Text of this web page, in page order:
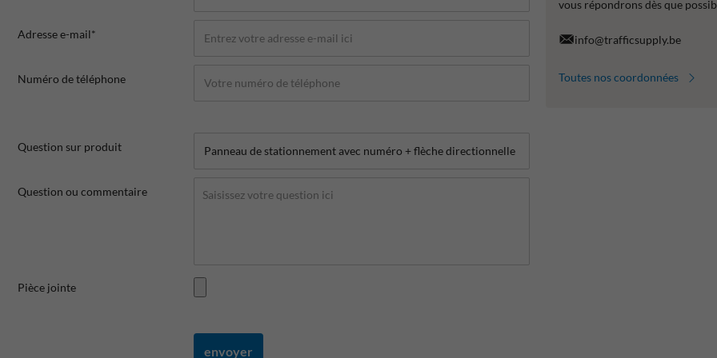
Adresse e-mail*
Numéro de téléphone
Question sur produit
Question ou commentaire
Pièce jointe
envoyer
vous répondrons dès que
info@trafficsupply.be
Toutes nos coordonnées